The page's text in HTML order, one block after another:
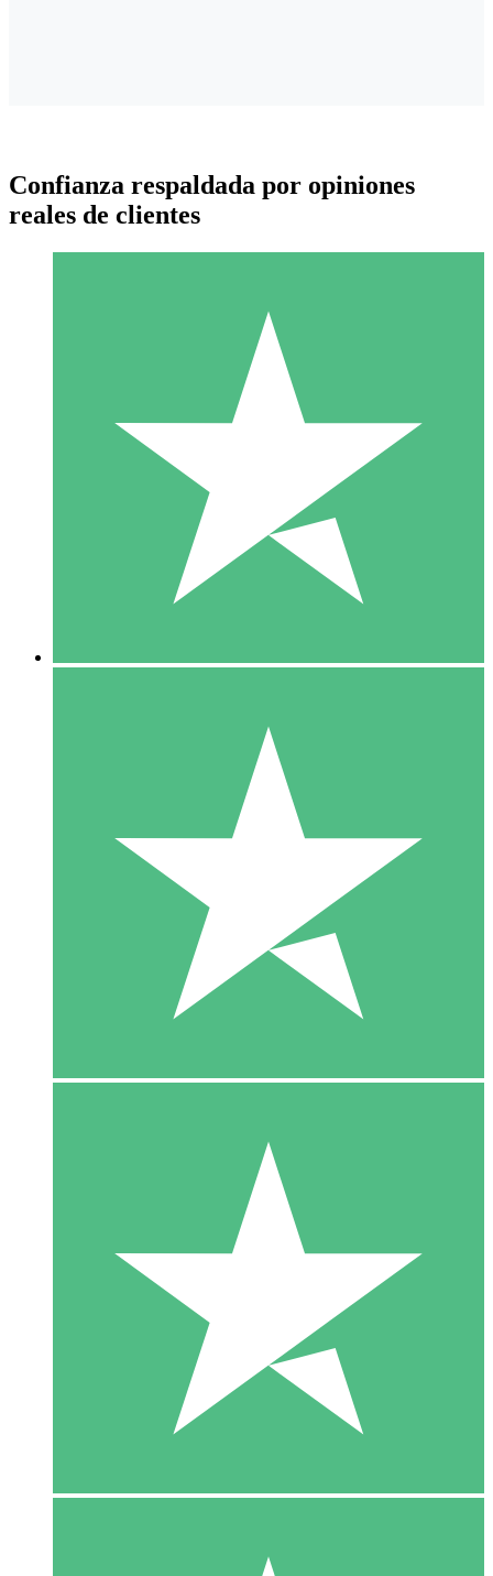
Paquetes de Créditos Individuales
Paga según el uso con créditos de descarga. Sin compromiso
10 00
10 Descargas
20 00
Confianza respaldada por opiniones
reales de clientes